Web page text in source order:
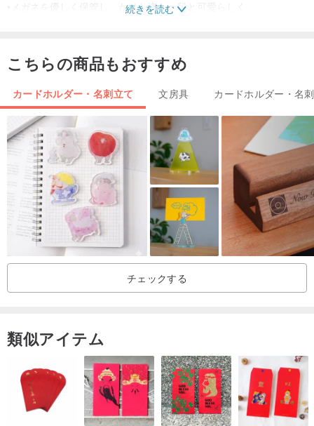
•メガネを優しく保管し、かけた姿も一段と可愛らしく
•表面には撥水加工が施されており、汚れや湿気の心配も無用です
[名入れサービスをご希望の場合は、別途追加購入が可能です]👇
www.pinkoi.com/product/UU4ePZcZ
[名入れ位置のイメージ]👇
[専用パッケージ 贈答用にも自分用にも最適]👇
•サイズ：商品 H14 x L10 x W10 cm
•天然木材の表面には節や自然なひび割れが見られることがあります
が、これらは正常な現象です。それぞれの木目が唯一無二の個性と
して、その原始的な美しさをお楽しみください。これらを理由とし
続きを読む
こちらの商品もおすすめ
カードホルダー・名刺立て 文房具 カードホルダー・名
チェックする
類似アイテム